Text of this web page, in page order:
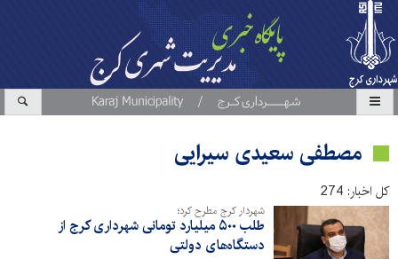
مصطفی سعیدی سیرایی
کل اخبار: 274
شهردار کرج مطرح کرد؛
طلب ۵۰۰ میلیارد تومانی شهرداری کرج از
دستگاه‌های دولتی